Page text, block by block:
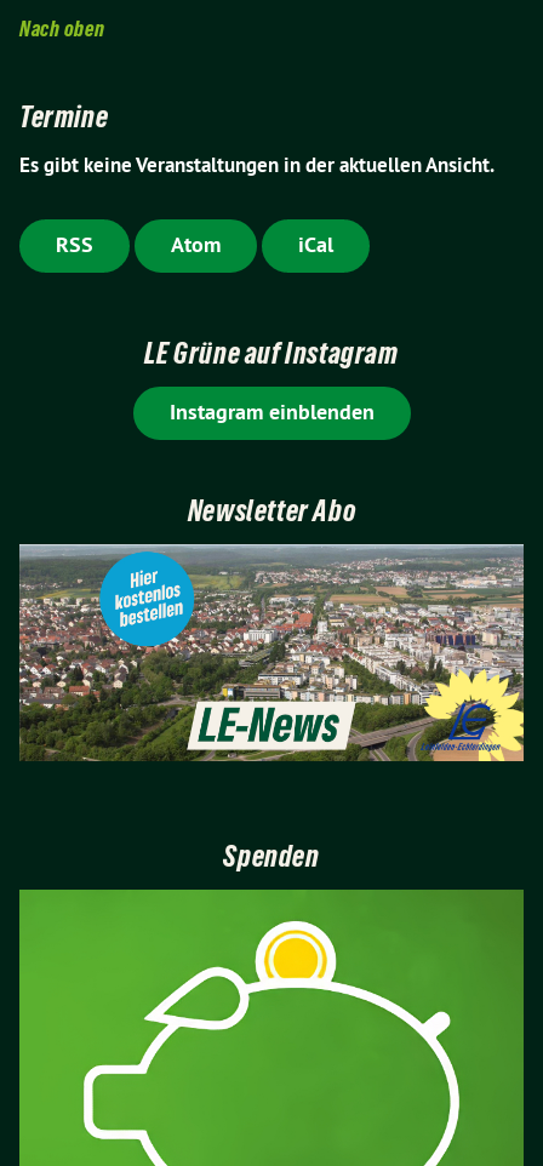
Nach oben
Termine
Es gibt keine Veranstaltungen in der aktuellen Ansicht.
RSS Atom iCal
LE Grüne auf Instagram
Instagram einblenden
Newsletter Abo
Spenden